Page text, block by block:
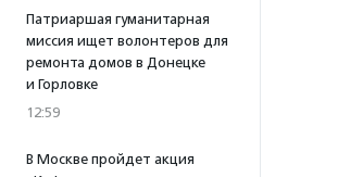
Патриаршая гуманитарная
миссия ищет волонтеров для
ремонта домов в Донецке
и Горловке
12:59
В Москве пройдет акция